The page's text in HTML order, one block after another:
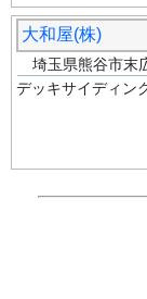
大和屋(株)
埼玉県熊谷市
デッキサイディン